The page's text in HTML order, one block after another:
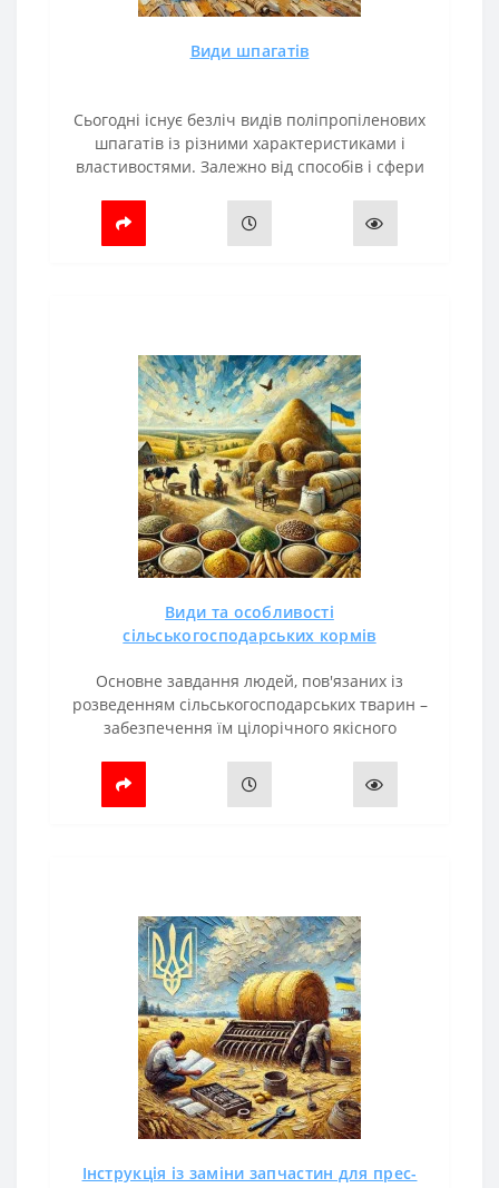
Види шпагатів
Сьогодні існує безліч видів поліпропіленових
шпагатів із різними характеристиками і
властивостями. Залежно від способів і сфери
Рулонних прес-підбирачів.Тюкув..
Види та особливості
сільськогосподарських кормів
Основне завдання людей, пов'язаних із
розведенням сільськогосподарських тварин –
забезпечення їм цілорічного якісного
отримати віддачу: птахи добре ростимуть і н..
Інструкція із заміни запчастин для прес-